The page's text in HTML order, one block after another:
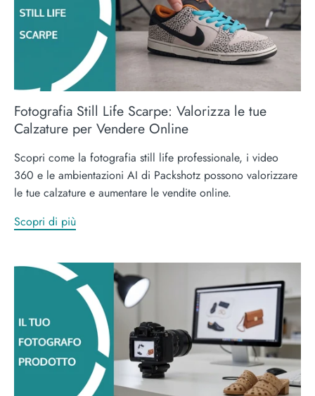
Fotografia Still Life Scarpe: Valorizza le tue
Calzature per Vendere Online
Scopri come la fotografia still life professionale, i video
360 e le ambientazioni AI di Packshotz possono valorizzare
le tue calzature e aumentare le vendite online.
Scopri di più